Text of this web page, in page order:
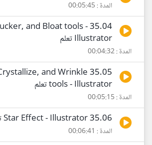
المدة : 00:05:45
Pucker, and Bloat tools -
Illustrator تعلم
المدة : 00:04:32
Crystallize, and Wrinkle
tools - Illustrator تعلم
المدة : 00:05:15
35.06 Star Effect - Illustrator تعلم
المدة : 00:06:41